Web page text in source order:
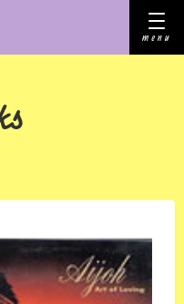
menu